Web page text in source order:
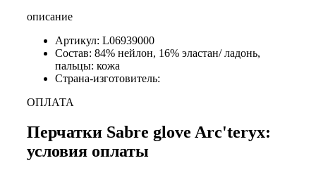
описание
Артикул: L06939000
Состав: 84% нейлон, 16% эластан/ ладонь,
пальцы: кожа
Страна-изготовитель:
ОПЛАТА
Перчатки Sabre glove Arc'teryx:
условия оплаты